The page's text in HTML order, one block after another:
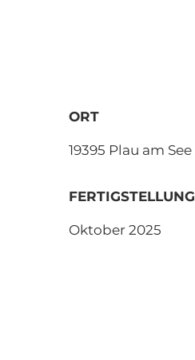
ORT
19395 Plau am See
FERTIGSTELLUNG
Oktober 2025